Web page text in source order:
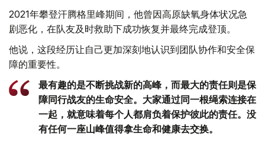
2021年攀登汗腾格里峰期间，他曾因高原缺氧身体状况急
剧恶化，在队友及时救助下成功恢复并最终完成登顶。
他说，这段经历让自己更加深刻地认识到团队协作和安全保
障的重要性。
最有趣的是不断挑战新的高峰，而最大的责任则是保
障同行战友的生命安全。大家通过同一根绳索连接在
一起，就意味着每个人都肩负着保护彼此的责任。没
有任何一座山峰值得拿生命和健康去交换。